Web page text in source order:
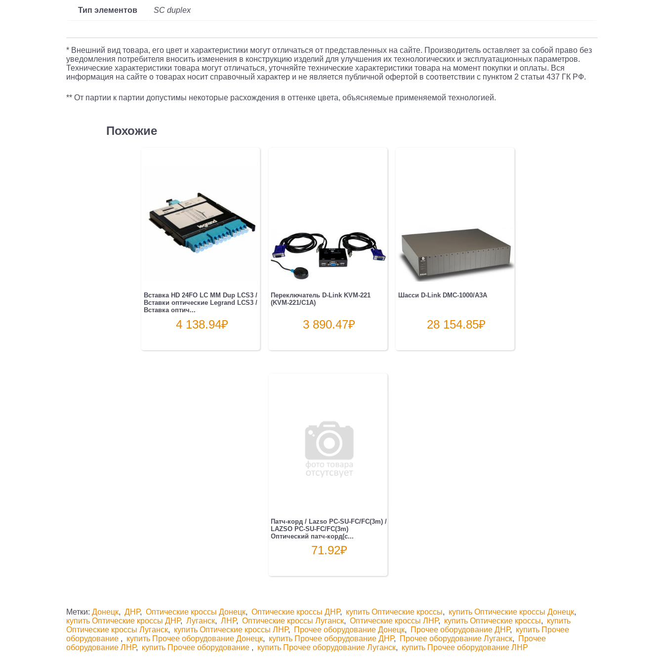
Тип элементов SC duplex
* Внешний вид товара, его цвет и характеристики могут отличаться от представленных на сайте. Производитель оставляет за собой право без
уведомления потребителя вносить изменения в конструкцию изделий для улучшения их технологических и эксплуатационных параметров.
Технические характеристики товара могут отличаться, уточняйте технические характеристики товара на момент покупки и оплаты. Вся
информация на сайте о товарах носит справочный характер и не является публичной офертой в соответствии с пунктом 2 статьи 437 ГК РФ.
** От партии к партии допустимы некоторые расхождения в оттенке цвета, объясняемые применяемой технологией.
Похожие
Вставка HD 24FO LC MM Dup LCS3 /
Вставки оптические Legrand LCS3 /
Вставка оптич...
4 138.94₽
Переключатель D-Link KVM-221
(KVM-221/C1A)
3 890.47₽
Шасси D-Link DMC-1000/A3A
28 154.85₽
Патч-корд / Lazso PC-SU-FC/FC(3m) /
LAZSO PC-SU-FC/FC(3m)
Оптический патч-корд(с...
71.92₽
Метки:Донецк,ДНР,Оптические кроссы Донецк,Оптические кроссы ДНР, купить Оптические кроссы, купить Оптические кроссы Донецк,
купить Оптические кроссы ДНР,Луганск,ЛНР,Оптические кроссы Луганск,Оптические кроссы ЛНР, купить Оптические кроссы, купить
Оптические кроссы Луганск, купить Оптические кроссы ЛНР, Прочее оборудование Донецк, Прочее оборудование ДНР, купить Прочее
оборудование , купить Прочее оборудование Донецк, купить Прочее оборудование ДНР, Прочее оборудование Луганск, Прочее
оборудование ЛНР, купить Прочее оборудование , купить Прочее оборудование Луганск, купить Прочее оборудование ЛНР